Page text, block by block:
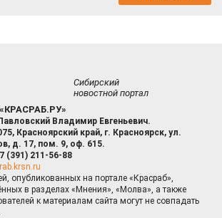
Сибирский
новостной портал
Владимир Евгеньевич.
Красноярский край, г. Красноярск, ул.
д. 17, пом. 9, оф. 615.
(391) 211-56-88
опубликованных на портале «Красраб»,
в разделах «Мнения», «Молва», а также
к материалам сайта могут не совпадать